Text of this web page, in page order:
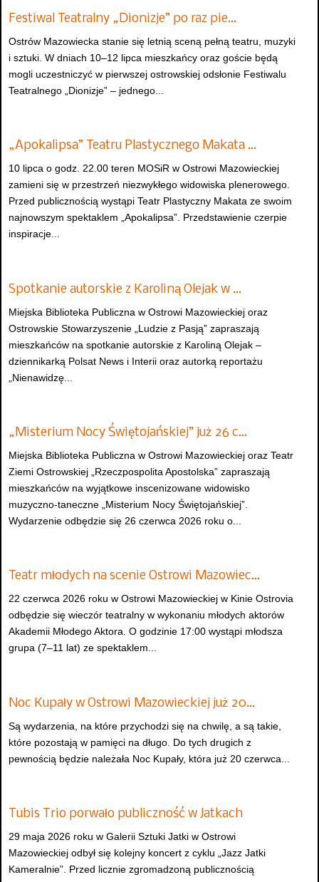
Festiwal Teatralny „Dionizje” po raz pie…
Ostrów Mazowiecka stanie się letnią sceną pełną teatru, muzyki
i sztuki. W dniach 10–12 lipca mieszkańcy oraz goście będą
mogli uczestniczyć w pierwszej ostrowskiej odsłonie Festiwalu
Teatralnego „Dionizje” – jednego...
„Apokalipsa” Teatru Plastycznego Makata …
10 lipca o godz. 22.00 teren MOSiR w Ostrowi Mazowieckiej
zamieni się w przestrzeń niezwykłego widowiska plenerowego.
Przed publicznością wystąpi Teatr Plastyczny Makata ze swoim
najnowszym spektaklem „Apokalipsa”. Przedstawienie czerpie
inspiracje...
Spotkanie autorskie z Karoliną Olejak w …
Miejska Biblioteka Publiczna w Ostrowi Mazowieckiej oraz
Ostrowskie Stowarzyszenie „Ludzie z Pasją” zapraszają
mieszkańców na spotkanie autorskie z Karoliną Olejak –
dziennikarką Polsat News i Interii oraz autorką reportażu
„Nienawidzę...
„Misterium Nocy Świętojańskiej” już 26 c…
Miejska Biblioteka Publiczna w Ostrowi Mazowieckiej oraz Teatr
Ziemi Ostrowskiej „Rzeczpospolita Apostolska” zapraszają
mieszkańców na wyjątkowe inscenizowane widowisko
muzyczno-taneczne „Misterium Nocy Świętojańskiej”.
Wydarzenie odbędzie się 26 czerwca 2026 roku o...
Teatr młodych na scenie Ostrowi Mazowiec…
22 czerwca 2026 roku w Ostrowi Mazowieckiej w Kinie Ostrovia
odbędzie się wieczór teatralny w wykonaniu młodych aktorów
Akademii Młodego Aktora. O godzinie 17:00 wystąpi młodsza
grupa (7–11 lat) ze spektaklem...
Noc Kupały w Ostrowi Mazowieckiej już 20…
Są wydarzenia, na które przychodzi się na chwilę, a są takie,
które pozostają w pamięci na długo. Do tych drugich z
pewnością będzie należała Noc Kupały, która już 20 czerwca...
Tubis Trio porwało publiczność w Jatkach
29 maja 2026 roku w Galerii Sztuki Jatki w Ostrowi
Mazowieckiej odbył się kolejny koncert z cyklu „Jazz Jatki
Kameralnie”. Przed licznie zgromadzoną publicznością